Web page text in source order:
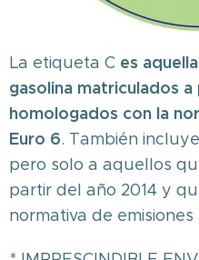
La etiqueta C es
gasolina matriculados
homologados con la
Euro 6. También
pero solo a aquellos
partir del año 2014 y
normativa de emisiones